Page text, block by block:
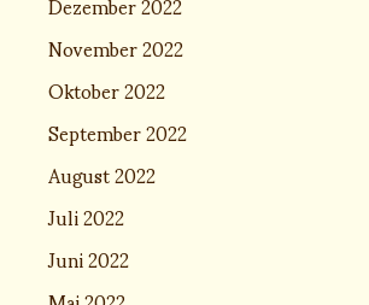
November 2022
Oktober 2022
September 2022
August 2022
Juli 2022
Juni 2022